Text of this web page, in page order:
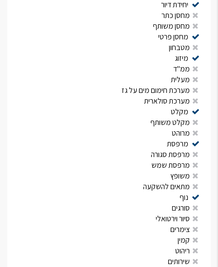
יחידת דיור
מחסן כתר
מחסן משותף
מחסן פרטי
מטבחון
מיזוג
ממ"ד
מעלית
מערכת חימום מים על גז
מערכת סולארית
מקלט
מקלט משותף
מרוהט
מרפסת
מרפסת סגורה
מרפסת שמש
משופץ
מתאים להשקעה
נוף
סורגים
סיור וירטואלי
צימרים
קמין
ריהוט
שירותים